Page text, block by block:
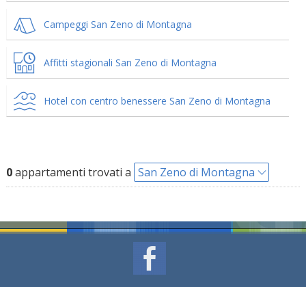
Campeggi San Zeno di Montagna
Affitti stagionali San Zeno di Montagna
Hotel con centro benessere San Zeno di Montagna
0appartamenti trovati a San Zeno di Montagna